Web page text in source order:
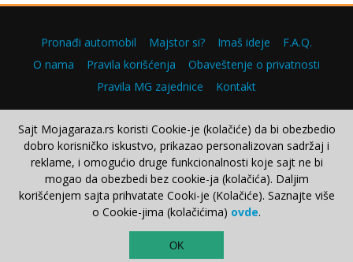
Pronađi automobil Majstor si? Imaš ideje
F.A.Q.
O nama
Pravila korišćenja
Obaveštenje o privatnosti
Pravila MG zajednice
Kontakt
Copyright © 2000–2026.
Sajt Mojagaraza.rs koristi Cookie-je (kolačiće) da bi obezbedio
dobro korisničko iskustvo, prikazao personalizovan sadržaj i
reklame, i omogućio druge funkcionalnosti koje sajt ne bi
mogao da obezbedi bez cookie-ja (kolačića). Daljim
korišćenjem sajta prihvatate Cooki-je (Kolačiće). Saznajte više
o Cookie-jima (kolačićima) ovde.
OK